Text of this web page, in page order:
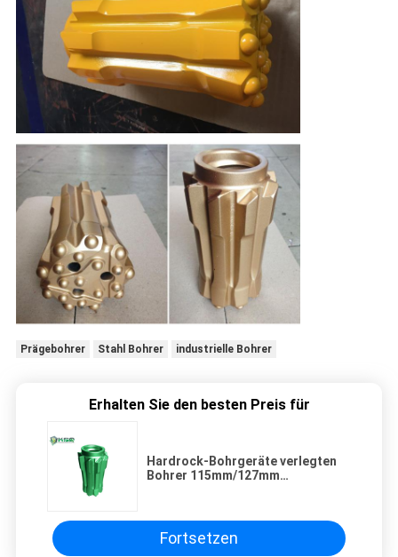
Prägebohrer Stahl Bohrer industrielle Bohrer
Erhalten Sie den besten Preis für
Hardrock-Bohrgeräte verlegten
Bohrer 115mm/127mm
Fortsetzen